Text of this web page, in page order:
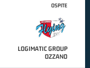
OSPITE
LOGIMATIC GROUP
OZZANO